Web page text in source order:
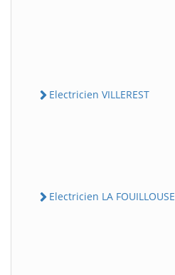
Electricien VILLEREST
Electricien LA FOUILLOUSE